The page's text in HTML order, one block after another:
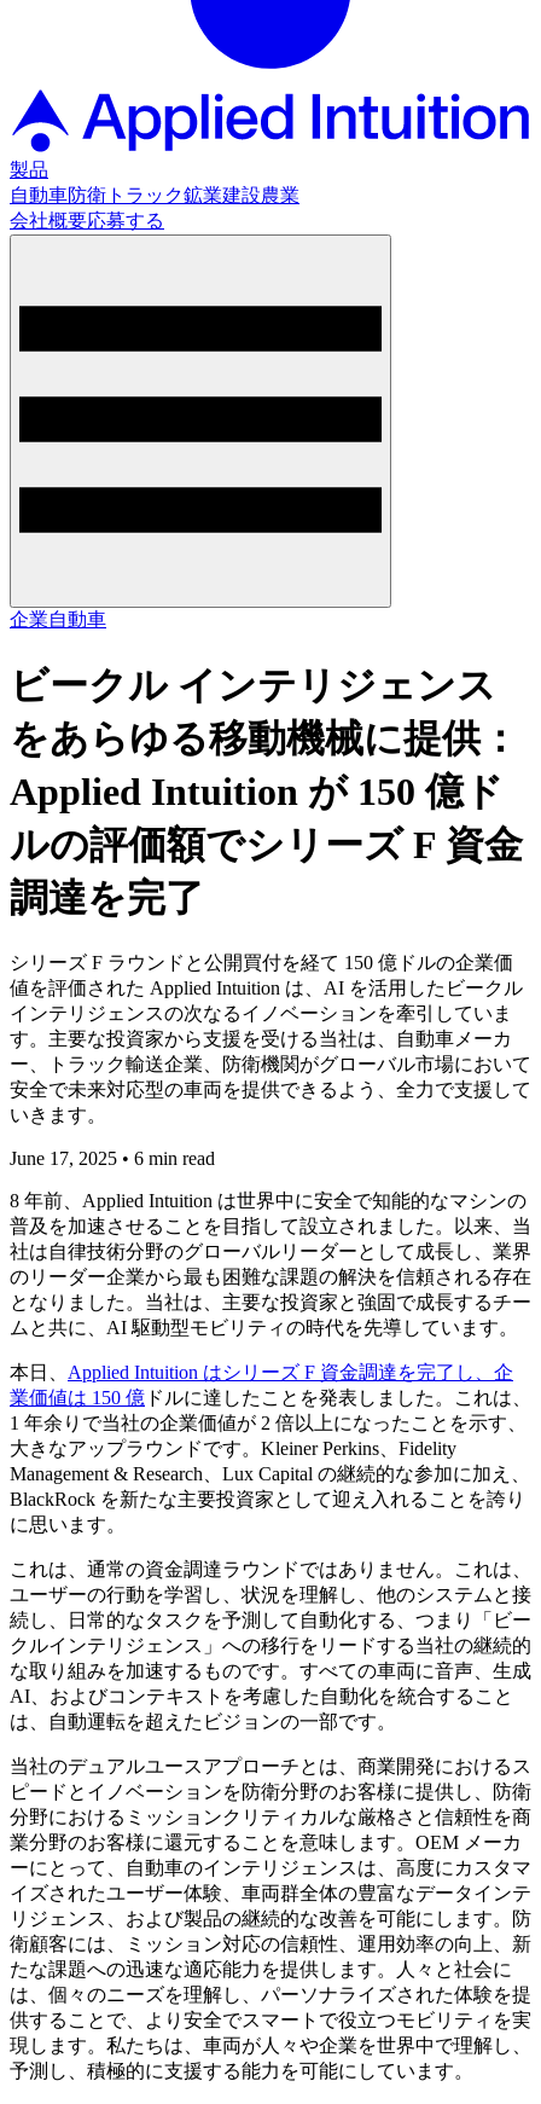
製品
自動車防衛 トラック鉱業建設農業
会社概要応募する
企業自動車
ビークル インテリジェンス
をあらゆる移動機械に提供：
Applied Intuition が 150 億ド
ルの評価額でシリーズ F 資金
調達を完了
シリーズ F ラウンドと公開買付を経て 150 億ドルの企業価
値を評価された Applied Intuition は、AI を活用したビークル
インテリジェンスの次なるイノベーションを牽引していま
す。主要な投資家から支援を受ける当社は、自動車メーカ
ー、トラック輸送企業、防衛機関がグローバル市場において
安全で未来対応型の車両を提供できるよう、全力で支援して
いきます。
June 17, 2025 • 6 min read
8 年前、Applied Intuition は世界中に安全で知能的なマシンの
普及を加速させることを目指して設立されました。以来、当
社は自律技術分野のグローバルリーダーとして成長し、業界
のリーダー企業から最も困難な課題の解決を信頼される存在
となりました。当社は、主要な投資家と強固で成長するチー
ムと共に、AI 駆動型モビリティの時代を先導しています。
本日、 Applied Intuition はシリーズ F 資金調達を完了し、企
業価値は 150 億 ドルに達したことを発表しました。これは、
1 年余りで当社の企業価値が 2 倍以上になったことを示す、
大きなアップラウンドです。Kleiner Perkins、Fidelity
Management & Research、Lux Capital の継続的な参加に加え、
BlackRock を新たな主要投資家として迎え入れることを誇り
に思います。
これは、通常の資金調達ラウンドではありません。これは、
ユーザーの行動を学習し、状況を理解し、他のシステムと接
続し、日常的なタスクを予測して自動化する、つまり「ビー
クルインテリジェンス」への移行をリードする当社の継続的
な取り組みを加速するものです。すべての車両に音声、生成
AI、およびコンテキストを考慮した自動化を統合すること
は、自動運転を超えたビジョンの一部です。
当社のデュアルユースアプローチとは、商業開発におけるス
ピードとイノベーションを防衛分野のお客様に提供し、防衛
分野におけるミッションクリティカルな厳格さと信頼性を商
業分野のお客様に還元することを意味します。OEM メーカ
ーにとって、自動車のインテリジェンスは、高度にカスタマ
イズされたユーザー体験、車両群全体の豊富なデータインテ
リジェンス、および製品の継続的な改善を可能にします。防
衛顧客には、ミッション対応の信頼性、運用効率の向上、新
たな課題への迅速な適応能力を提供します。人々と社会に
は、個々のニーズを理解し、パーソナライズされた体験を提
供することで、より安全でスマートで役立つモビリティを実
現します。私たちは、車両が人々や企業を世界中で理解し、
予測し、積極的に支援する能力を可能にしています。